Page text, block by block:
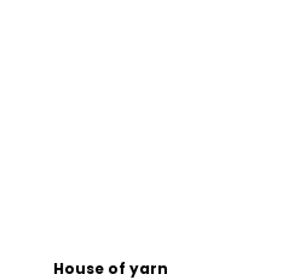
House of yarn